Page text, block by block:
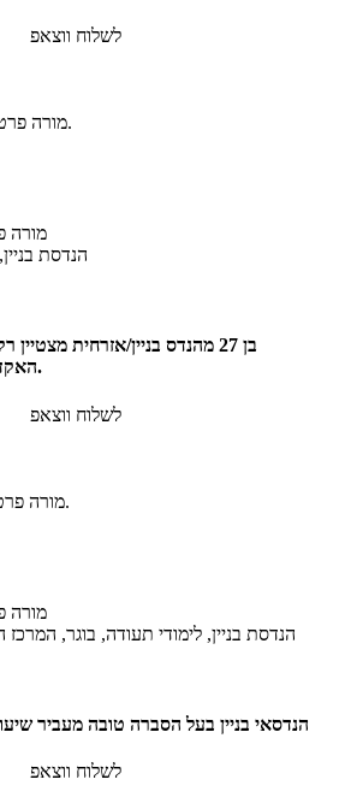
לשלוח ווצאפ
מורה
הנדסת
בן 27 מהנדס בניין/אזרחית
האקדמית להנדסה סמי שמעון.
לשלוח ווצאפ
מורה
הנדסת בניין, לימודי תעודה, בוגר,
הנדסאי בניין בעל הסברה טובה מעביר
לשלוח ווצאפ